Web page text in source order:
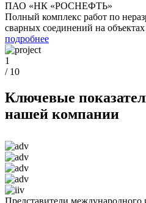
ПАО «НК «РОСНЕФТЬ»
Полный комплекс работ по
сварных соединений на
подробнее
1
/ 10
Ключевые
нашей компании
Представители международного